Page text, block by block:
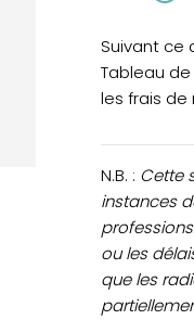
Suivant ce
Tableau
les frais de
N.B. : Cette
instances
ou les
que les